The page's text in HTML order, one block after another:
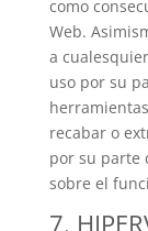
como
Web.
a
uso por su
recabar o
por su parte
sobre el
7.